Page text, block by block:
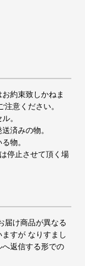
約束致しかねま
意ください。
。
済みの物。
物。
停止させて頂く場
届け商品が異なる
すが なりすまし
返信する形での